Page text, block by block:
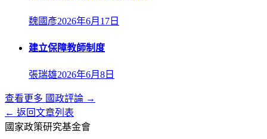
魏國彥2026年6月17日
建立保障教師制度
張瑞雄2026年6月8日
查看更多 國政評論 →
← 返回文章列表
國家政策研究基金會